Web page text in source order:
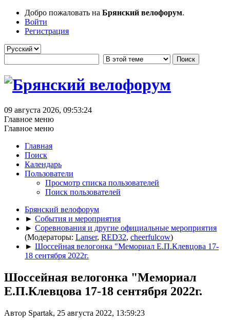
Добро пожаловать на Брянский велофорум.
Войти
Регистрация
09 августа 2026, 09:53:24
Главное меню
Главное меню
Главная
Поиск
Календарь
Пользователи
Просмотр списка пользователей
Поиск пользователей
Брянский велофорум
► События и мероприятия
► Соревнования и другие официальные мероприятия
(Модераторы: Lanser, RED32, cheerfulcow)
► Шоссейная велогонка "Мемориал Е.П.Клевцова 17-
18 сентября 2022г.
Шоссейная велогонка "Мемориал
Е.П.Клевцова 17-18 сентября 2022г.
Автор Spartak, 25 августа 2022, 13:59:23